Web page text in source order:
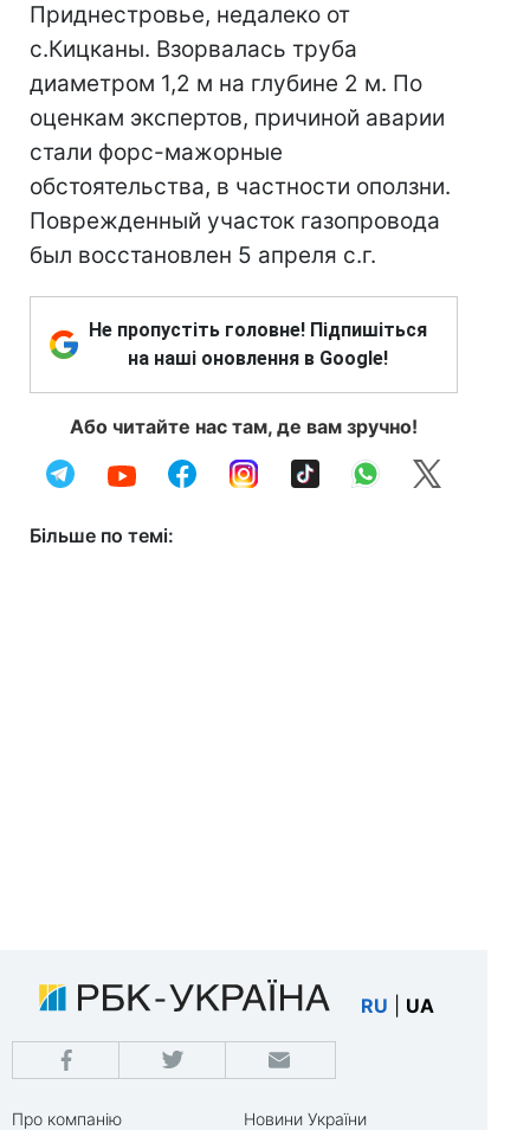
Приднестровье, недалеко от
с.Кицканы. Взорвалась труба
диаметром 1,2 м на глубине 2 м. По
оценкам экспертов, причиной аварии
стали форс-мажорные
обстоятельства, в частности оползни.
Поврежденный участок газопровода
был восстановлен 5 апреля с.г.
Не пропустіть головне! Підпишіться
на наші оновлення в Google!
Або читайте нас там, де вам зручно!
Більше по темі:
RU UA
Про компанію
Новини України